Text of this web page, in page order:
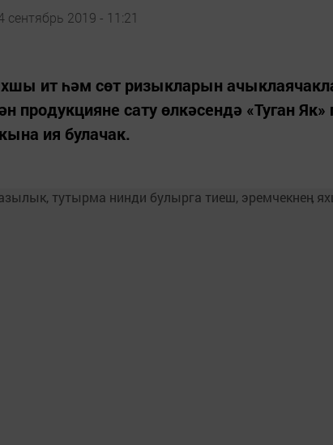
сентябрь 2019 - 11:21
ит һәм сөт ризыкларын
продукцияне сату өлкәсендә «Туган
ия булачак.